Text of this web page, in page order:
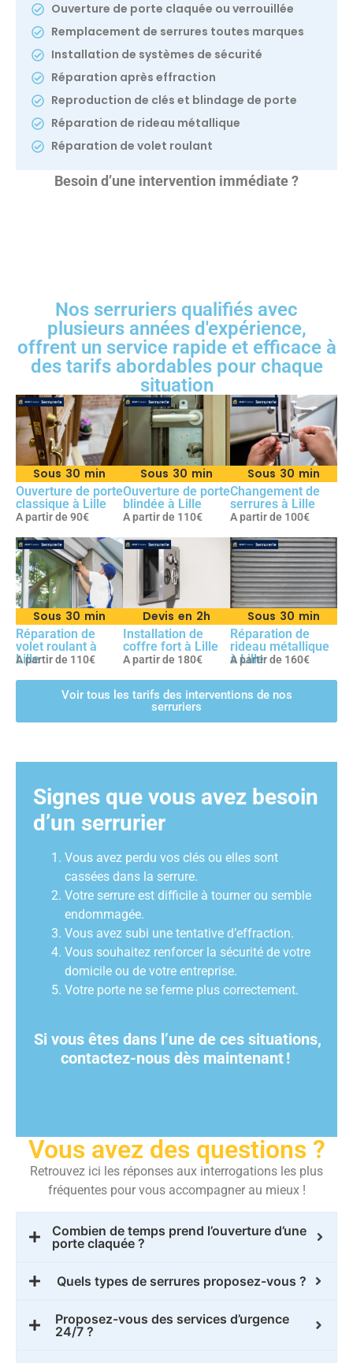
Ouverture de porte claquée ou verrouillée
Remplacement de serrures toutes marques
Installation de systèmes de sécurité
Réparation après effraction
Reproduction de clés et blindage de porte
Réparation de rideau métallique
Réparation de volet roulant
Besoin d’une intervention immédiate ?
Nos serruriers qualifiés avec
plusieurs années d'expérience,
offrent un service rapide et efficace à
des tarifs abordables pour chaque
situation
Sous 30 min
Ouverture de porte
classique à Lille
A partir de 90€
Sous 30 min
Ouverture de porte
blindée à Lille
A partir de 110€
Sous 30 min
Changement de
serrures à Lille
A partir de 100€
Sous 30 min
Réparation de
volet roulant à
Lille
A partir de 110€
Devis en 2h
Installation de
coffre fort à Lille
A partir de 180€
Sous 30 min
Réparation de
rideau métallique
à Lille
A partir de 160€
Voir tous les tarifs des interventions de nos
serruriers
Signes que vous avez besoin
d’un serrurier
Vous avez perdu vos clés ou elles sont
cassées dans la serrure.
Votre serrure est difficile à tourner ou semble
endommagée.
Vous avez subi une tentative d’effraction.
Vous souhaitez renforcer la sécurité de votre
domicile ou de votre entreprise.
Votre porte ne se ferme plus correctement.
Si vous êtes dans l’une de ces situations,
contactez-nous dès maintenant!
Vous avez des questions ?
Retrouvez ici les réponses aux interrogations les plus
fréquentes pour vous accompagner au mieux !
Combien de temps prend l’ouverture d’une
porte claquée ?
Quels types de serrures proposez-vous ?
Proposez-vous des services d’urgence
24/7 ?